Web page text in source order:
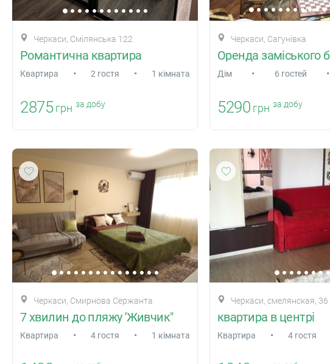
Черкаси, Смілянська 122
Романтична квартира
Квартира • 2 гостя • 1 кімната
2875 грн за добу
Черкаси, Сагунівка
Дiм • 6 гостей •
5290 грн за добу
Черкаси, Смирнова Сержанта
7 хвилин до пляжу 'Живчик"
Квартира • 4 гостя • 1 кімната
Черкаси, смелянская, 36
квартира в центрі
Квартира • 4 гостя